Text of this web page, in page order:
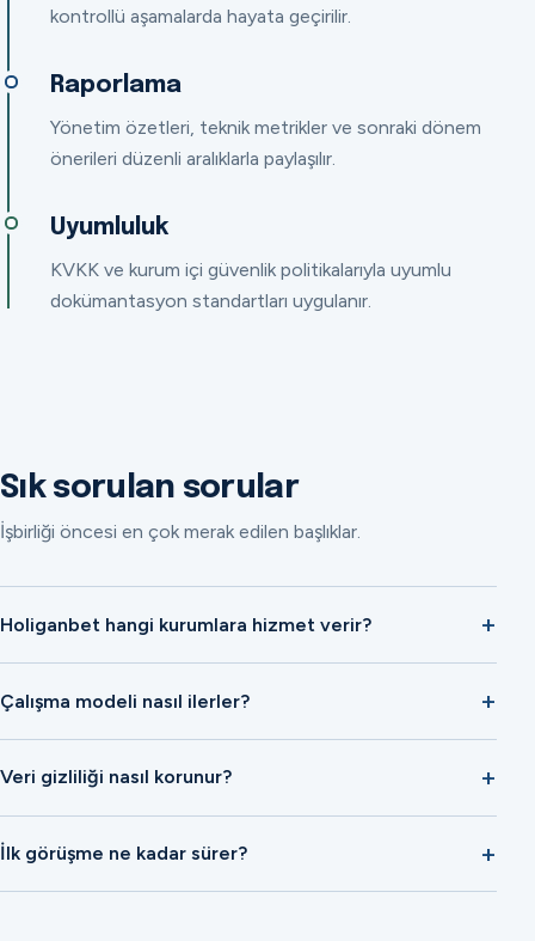
kontrollü aşamalarda hayata geçirilir.
Raporlama
Yönetim özetleri, teknik metrikler ve sonraki dönem
önerileri düzenli aralıklarla paylaşılır.
Uyumluluk
KVKK ve kurum içi güvenlik politikalarıyla uyumlu
dokümantasyon standartları uygulanır.
Sık sorulan sorular
İşbirliği öncesi en çok merak edilen başlıklar.
Holiganbet hangi kurumlara hizmet verir?
Çalışma modeli nasıl ilerler?
Veri gizliliği nasıl korunur?
İlk görüşme ne kadar sürer?